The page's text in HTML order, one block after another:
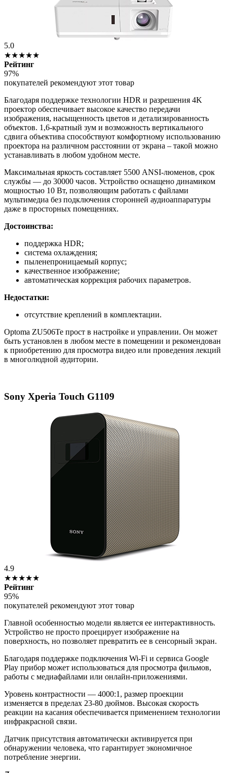
5.0
★★★★★
Рейтинг
97%
покупателей рекомендуют этот товар
Благодаря поддержке технологии HDR и разрешения 4K
проектор обеспечивает высокое качество передачи
изображения, насыщенность цветов и детализированность
объектов. 1,6-кратный зум и возможность вертикального
сдвига объектива способствуют комфортному использованию
проектора на различном расстоянии от экрана – такой можно
устанавливать в любом удобном месте.
Максимальная яркость составляет 5500 ANSI-люменов, срок
службы — до 30000 часов. Устройство оснащено динамиком
мощностью 10 Вт, позволяющим работать с файлами
мультимедиа без подключения сторонней аудиоаппаратуры
даже в просторных помещениях.
Достоинства:
поддержка HDR;
система охлаждения;
пыленепроницаемый корпус;
качественное изображение;
автоматическая коррекция рабочих параметров.
Недостатки:
отсутствие креплений в комплектации.
Optoma ZU506Te прост в настройке и управлении. Он может
быть установлен в любом месте в помещении и рекомендован
к приобретению для просмотра видео или проведения лекций
в многолюдной аудитории.
Sony Xperia Touch G1109
4.9
★★★★★
Рейтинг
95%
покупателей рекомендуют этот товар
Главной особенностью модели является ее интерактивность.
Устройство не просто проецирует изображение на
поверхность, но позволяет превратить ее в сенсорный экран.
Благодаря поддержке подключения Wi-Fi и сервиса Google
Play прибор может использоваться для просмотра фильмов,
работы с медиафайлами или онлайн-приложениями.
Уровень контрастности — 4000:1, размер проекции
изменяется в пределах 23-80 дюймов. Высокая скорость
реакции на касания обеспечивается применением технологии
инфракрасной связи.
Датчик присутствия автоматически активируется при
обнаружении человека, что гарантирует экономичное
потребление энергии.